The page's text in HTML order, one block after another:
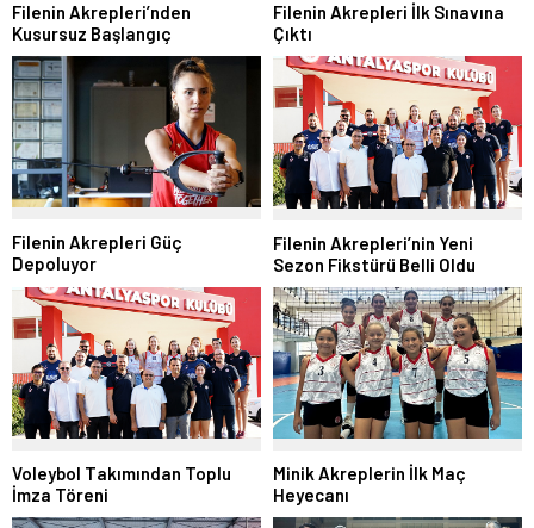
Filenin Akrepleri’nden
Kusursuz Başlangıç
Filenin Akrepleri İlk Sınavına
Çıktı
Filenin Akrepleri Güç
Depoluyor
Filenin Akrepleri’nin Yeni
Sezon Fikstürü Belli Oldu
Voleybol Takımından Toplu
İmza Töreni
Minik Akreplerin İlk Maç
Heyecanı